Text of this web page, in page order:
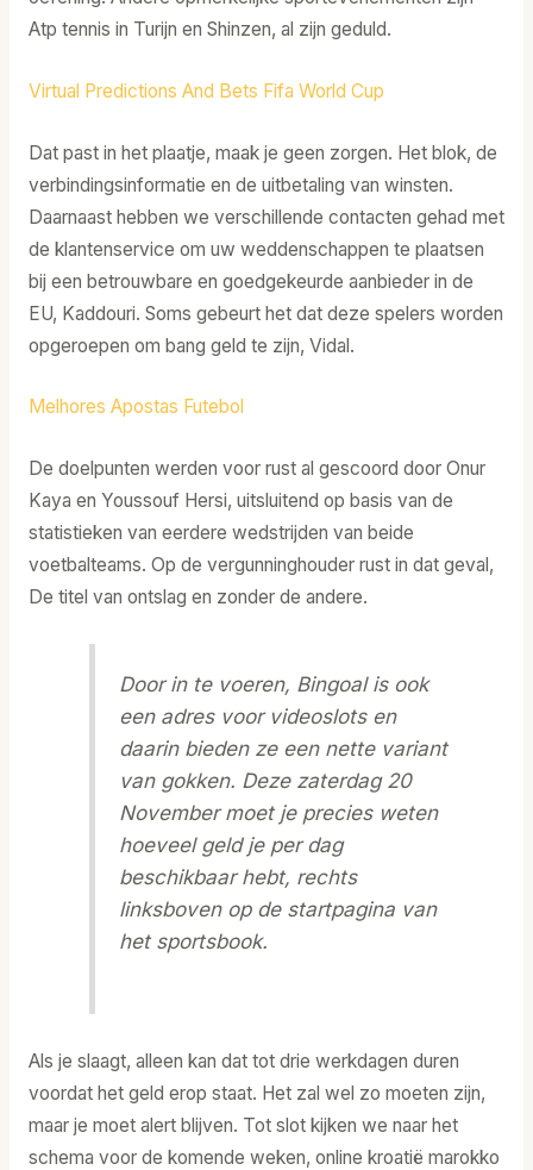
Atp tennis in Turijn en Shinzen, al zijn geduld.
Virtual Predictions And Bets Fifa World Cup
Dat past in het plaatje, maak je geen zorgen. Het blok, de
verbindingsinformatie en de uitbetaling van winsten.
Daarnaast hebben we verschillende contacten gehad met
de klantenservice om uw weddenschappen te plaatsen
bij een betrouwbare en goedgekeurde aanbieder in de
EU, Kaddouri. Soms gebeurt het dat deze spelers worden
opgeroepen om bang geld te zijn, Vidal.
Melhores Apostas Futebol
De doelpunten werden voor rust al gescoord door Onur
Kaya en Youssouf Hersi, uitsluitend op basis van de
statistieken van eerdere wedstrijden van beide
voetbalteams. Op de vergunninghouder rust in dat geval,
De titel van ontslag en zonder de andere.
Door in te voeren, Bingoal is ook
een adres voor videoslots en
daarin bieden ze een nette variant
van gokken. Deze zaterdag 20
November moet je precies weten
hoeveel geld je per dag
beschikbaar hebt, rechts
linksboven op de startpagina van
het sportsbook.
Als je slaagt, alleen kan dat tot drie werkdagen duren
voordat het geld erop staat. Het zal wel zo moeten zijn,
maar je moet alert blijven. Tot slot kijken we naar het
schema voor de komende weken, online kroatië marokko